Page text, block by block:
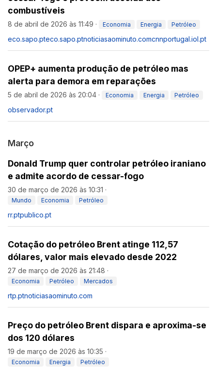
combustíveis
8 de abril de 2026 às 11:49 · Economia Energia Petróleo
eco.sapo.pteco.sapo.ptnoticiasaominuto.comcnnportugal.iol.pt
OPEP+ aumenta produção de petróleo mas
alerta para demora em reparações
5 de abril de 2026 às 20:04 · Economia Energia Petróleo
observador.pt
Março
Donald Trump quer controlar petróleo iraniano
e admite acordo de cessar-fogo
30 de março de 2026 às 10:31 ·
Mundo Economia Petróleo
rr.ptpublico.pt
Cotação do petróleo Brent atinge 112,57
dólares, valor mais elevado desde 2022
27 de março de 2026 às 21:48 ·
Economia Petróleo Mercados
rtp.ptnoticiasaominuto.com
Preço do petróleo Brent dispara e aproxima-se
dos 120 dólares
19 de março de 2026 às 10:35 ·
Economia Energia Petróleo